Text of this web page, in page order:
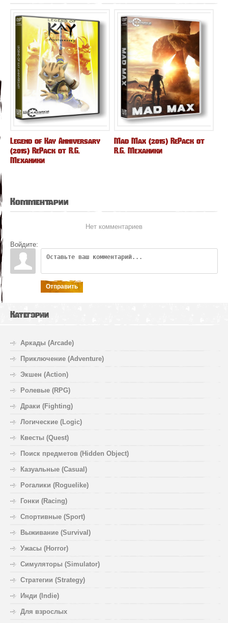
Legend of Kay Anniversary
(2015) RePack от R.G.
Механики
Mad Max (2015) RePack от
R.G. Механики
Комментарии
Нет комментариев
Войдите:
Отправить
Категории
Аркады (Arcade)
Приключение (Adventure)
Экшен (Action)
Ролевые (RPG)
Драки (Fighting)
Логические (Logic)
Квесты (Quest)
Поиск предметов (Hidden Object)
Казуальные (Casual)
Рогалики (Roguelike)
Гонки (Racing)
Спортивные (Sport)
Выживание (Survival)
Ужасы (Horror)
Симуляторы (Simulator)
Стратегии (Strategy)
Инди (Indie)
Для взрослых